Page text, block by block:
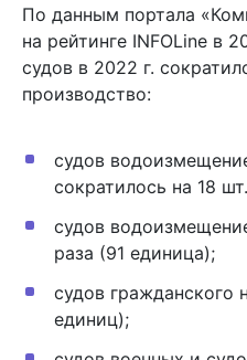
По данным портала
на рейтинге INFOLine в
судов в 2022 г.
производство:
судов
сократилось на 18
судов
раза (91 единица);
судов гражданского
единиц);